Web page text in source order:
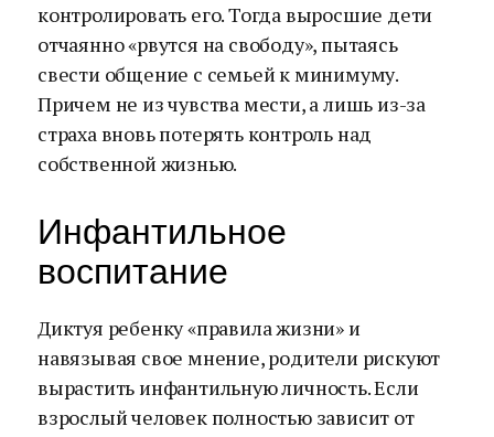
контролировать его. Тогда выросшие дети
отчаянно «рвутся на свободу», пытаясь
свести общение с семьей к минимуму.
Причем не из чувства мести, а лишь из-за
страха вновь потерять контроль над
собственной жизнью.
Инфантильное
воспитание
Диктуя ребенку «правила жизни» и
навязывая свое мнение, родители рискуют
вырастить инфантильную личность. Если
взрослый человек полностью зависит от